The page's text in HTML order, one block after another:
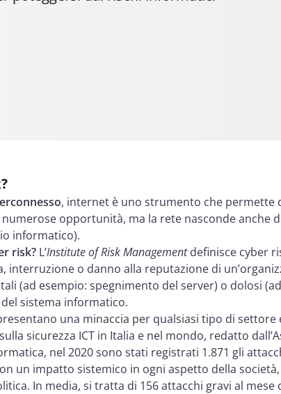
, internet è uno strumento che permette
opportunità, ma la rete nasconde anche
informatico).
risk? L’Institute of Risk Managementdefinisce cyber
interruzione o danno alla reputazione di
(ad esempio: spegnimento del server) o dolosi
sistema informatico.
una minaccia per qualsiasi tipo di settore
sulla sicurezza ICT in Italia e nel mondo, redatto
nel 2020 sono stati registrati 1.871 gli
un impatto sistemico in ogni aspetto della
In media, si tratta di 156 attacchi gravi al mese